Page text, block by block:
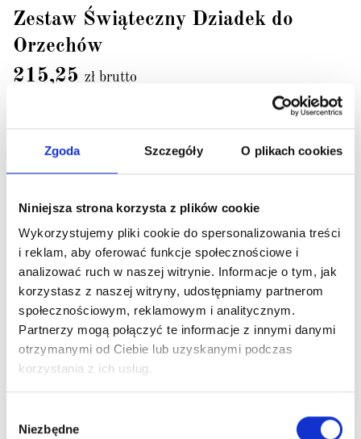
Zgoda Szczegóły O plikach cookies
Niniejsza strona korzysta z plików cookie
Wykorzystujemy pliki cookie do spersonalizowania treści
i reklam, aby oferować funkcje społecznościowe i
analizować ruch w naszej witrynie. Informacje o tym, jak
korzystasz z naszej witryny, udostępniamy partnerom
społecznościowym, reklamowym i analitycznym.
Partnerzy mogą połączyć te informacje z innymi danymi
otrzymanymi od Ciebie lub uzyskanymi podczas
korzystania z ich usług.
zgody
Niezbędne
Zestaw Świąteczny Dziadek do
Orzechów
215,25 zł brutto